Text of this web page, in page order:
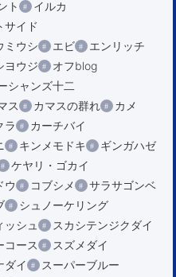
ト
イルカ
サイド
ミウシ エビ
エンリッチ
ヨウジ
オフblog
シャンズ十二
ス カマスの群れ
カメ
ラ
カーチバイ
キンメモドキ
ギンガハゼ
ケヤリ・ゴカイ
ウ コブシメ
サラサゴンベ
シュノーケリング
ッシュ
スカシテンジクダイ
コース
スズメダイ
ダイ
スーパーブルー